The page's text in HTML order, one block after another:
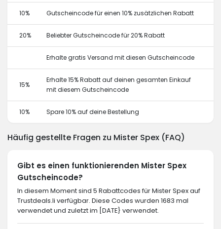
10% Gutscheincode für einen 10% zusätzlichen Rabatt
20% Beliebter Gutscheincode für 20% Rabatt
Erhalte gratis Versand mit diesen Gutscheincode
15%
Erhalte 15% Rabatt auf deinen gesamten Einkauf
mit diesem Gutscheincode
10% Spare 10% auf deine Bestellung
Häufig gestellte Fragen zu Mister Spex (FAQ)
Gibt es einen funktionierenden Mister Spex
Gutscheincode?
In diesem Moment sind 5 Rabattcodes für Mister Spex auf
Trustdeals.li verfügbar. Diese Codes wurden 1683 mal
verwendet und zuletzt im [DATE} verwendet.